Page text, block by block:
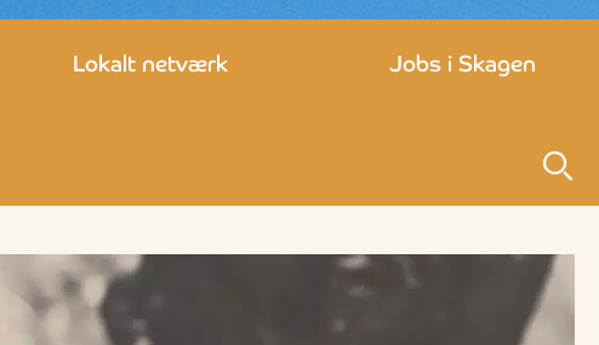
Lokalt netværk
Jobs i Skagen